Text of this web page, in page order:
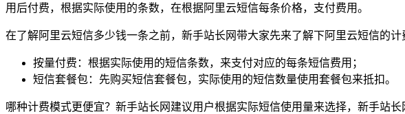
用后付费，根据实际使用的条数，在根据阿里云短信每条价格，支付费用。
在了解阿里云短信多少钱一条之前，新手站长网带大家先来了解下阿里云短信的
按量付费：根据实际使用的短信条数，来支付对应的每条短信费用；
短信套餐包：先购买短信套餐包，实际使用的短信数量使用套餐包来抵扣。
哪种计费模式更便宜？新手站长网建议用户根据实际短信使用量来选择，新手站